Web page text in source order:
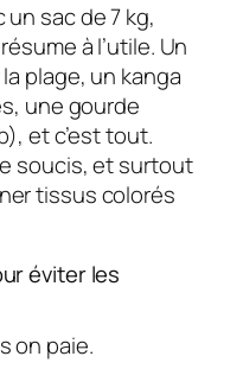
sac de 7 kg,
à l’utile. Un
plage, un kanga
une gourde
et c’est tout.
soucis, et surtout
tissus colorés
éviter les
on paie.